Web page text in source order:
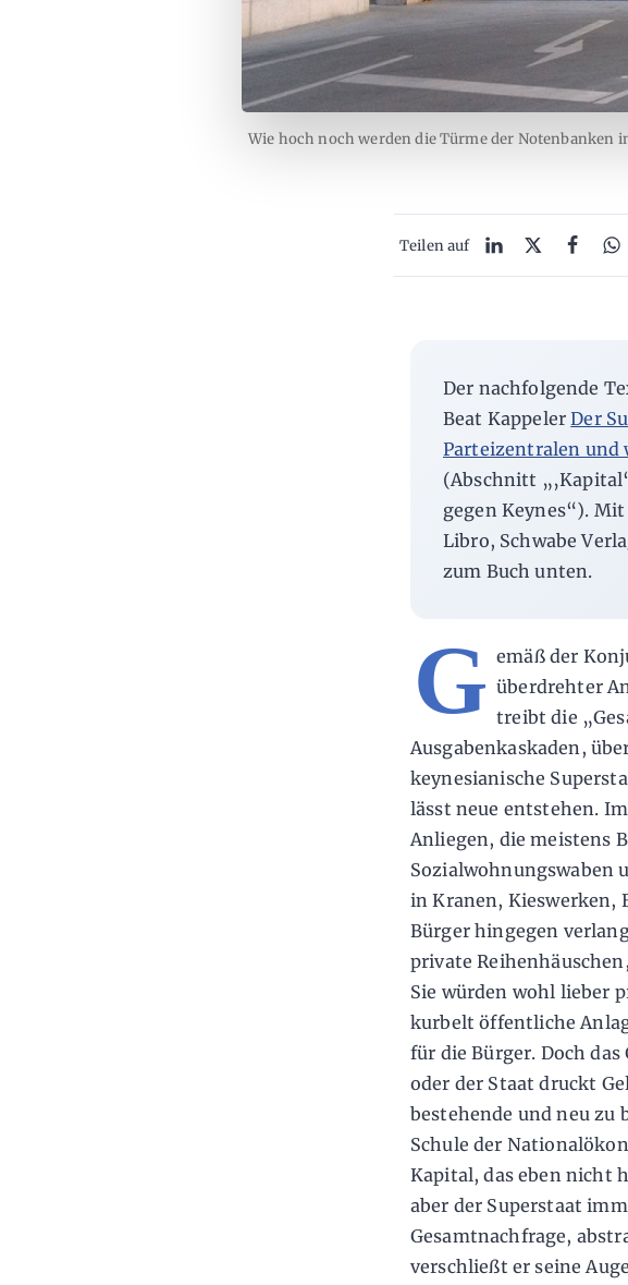
Wie hoch noch werden die Türme der Notenbanken
Teilen auf
Der nachfolgende
Beat KappelerDer
Parteizentralen und
(Abschnitt
gegen Keynes“).
Libro, Schwabe
zum Buch unten.
G emäß der
überdrehter
treibt die
Ausgabenkaskaden,
keynesianische
lässt neue entstehen.
Anliegen, die meistens
Sozialwohnungswaben
in Kranen, Kieswerken,
Bürger hingegen
private
Sie würden wohl lieber
kurbelt öffentliche
für die Bürger. Doch
oder der Staat druckt
bestehende und neu zu
Schule der
Kapital, das eben nicht
aber der Superstaat
Gesamtnachfrage,
verschließt er seine